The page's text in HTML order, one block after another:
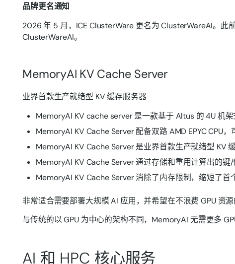
品牌更名通知
2026 年 5 月，ICE ClusterWare 更名为 ClusterWareAI。
ClusterWareAI。
MemoryAI KV Cache Server
业界首款生产就绪型 KV 缓存服务器
MemoryAI KV cache server 是一款基于 Altus 的 4U 机
MemoryAI KV Cache Server 配备双路 AMD EPYC CPU，
MemoryAI KV Cache Server 是业界首款生产就绪型 KV
MemoryAI KV Cache Server 通过存储和重用计算出的键
MemoryAI KV Cache Server 消除了内存限制，缩短了
非常适合需要部署大规模 AI 应用，并希望在不浪费 GPU 资
与传统的以 GPU 为中心的架构不同，MemoryAI 无需更多
AI 和 HPC 核心服务